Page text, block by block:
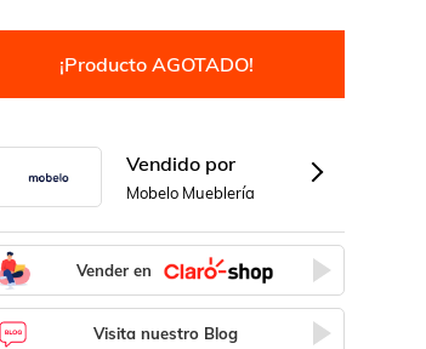
¡Producto AGOTADO!
Vendido por
Mobelo Mueblería
Vender en
Visita nuestro Blog